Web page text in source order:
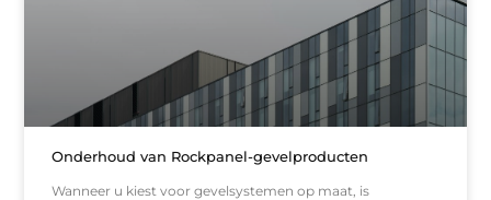
Onderhoud van Rockpanel-gevelproducten
Wanneer u kiest voor gevelsystemen op maat, is